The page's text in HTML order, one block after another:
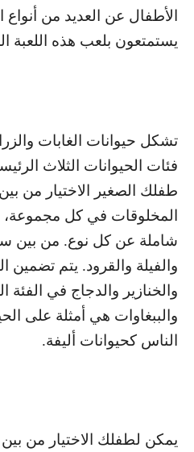
الأطفال عن العديد من أنواع
يستمتعون بلعب هذه اللعبة
تشكل حيوانات الغابات
فئات الحيوانات الثلاث
طفلك الصغير الاختيار من
المخلوقات في كل مجموعة،
شاملة عن كل نوع. من بين
والفيلة والقرود. يتم تضمين
والخنازير والدجاج في الفئة
والببغاوات هي أمثلة على
الناس كحيوانات أليفة.